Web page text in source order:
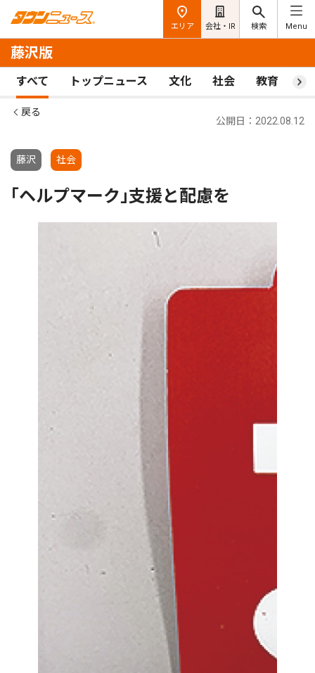
エリア 会社・IR 検索 Menu
藤沢版
すべて トップニュース 文化 社会 教育 ス
戻る
藤沢 社会
公開日：2022.08.12
｢ヘルプマーク｣支援と配慮を